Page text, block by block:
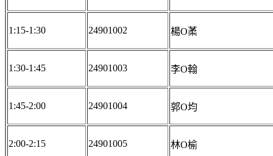
1:15-1:30 24901002 楊O葇
1:30-1:45 24901003 李O翰
1:45-2:00 24901004 郭O均
2:00-2:15 24901005 林O榆